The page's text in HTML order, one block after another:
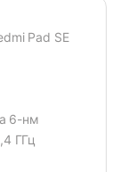
Pad SE
6-нм
ГГц